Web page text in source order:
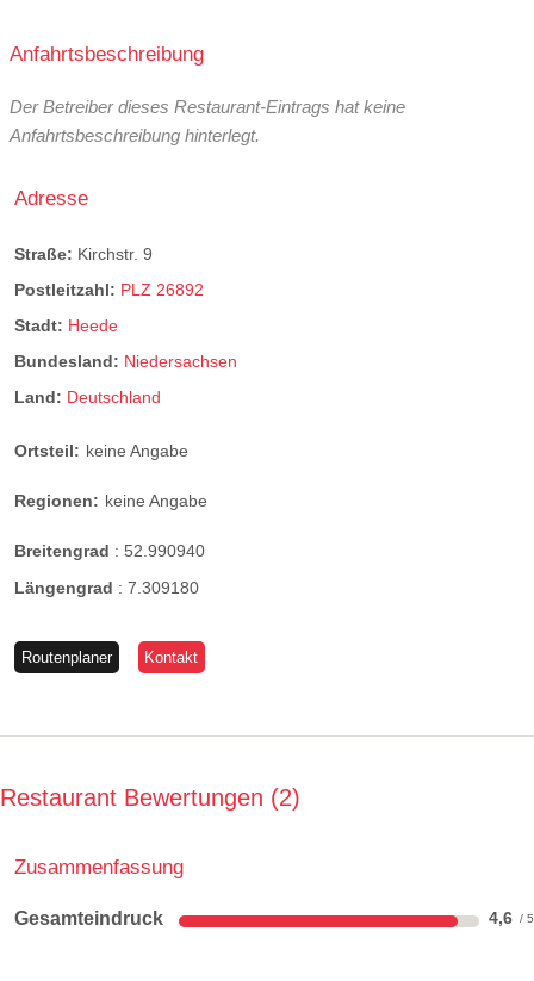
Anfahrtsbeschreibung
Der Betreiber dieses Restaurant-Eintrags hat keine
Anfahrtsbeschreibung hinterlegt.
Adresse
Straße: Kirchstr. 9
Postleitzahl: PLZ 26892
Stadt: Heede
Bundesland: Niedersachsen
Land: Deutschland
Ortsteil: keine Angabe
Regionen: keine Angabe
Breitengrad : 52.990940
Längengrad : 7.309180
Routenplaner Kontakt
Restaurant Bewertungen 2
Zusammenfassung
Gesamteindruck 4,6